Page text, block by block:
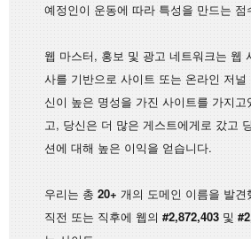
예정인이 운동에 따라 특성을 만드는
웹 마스터, 홍보 및 광고 네트워크는 웹
사를 기반으로 사이트 또는 온라인 저
신이 높은 명성을 가진 사이트를 가지
고, 당신은 더 많은 게스트에게로 갔고
션에 대해 높은 이익을 얻습니다.
우리는 총 20+ 개의 도메인 이름을 발
직전 또는 직후에 웹의 #2,872,403 및